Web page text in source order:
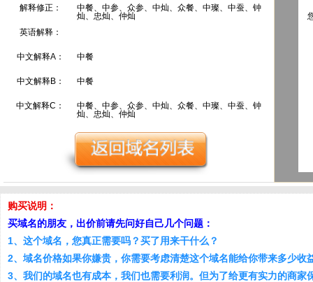
解释修正：
中餐、中参、众参、中灿、众餐、中璨、中蚕、钟
灿、忠灿、仲灿
英语解释：
中文解释A： 中餐
中文解释B： 中餐
中文解释C：
中餐、中参、众参、中灿、众餐、中璨、中蚕、钟
灿、忠灿、仲灿
购买说明：
买域名的朋友，出价前请先问好自己几个问题：
1、这个域名，您真正需要吗？买了用来干什么？
2、域名价格如果你嫌贵，你需要考虑清楚这个域名能给你带来多少收
3、我们的域名也有成本，我们也需要利润。但为了给更有实力的商家